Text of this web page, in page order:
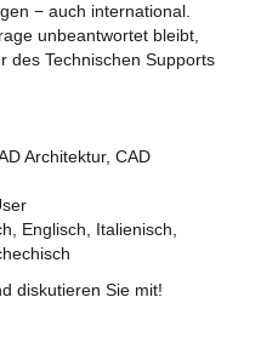
− auch international.
unbeantwortet bleibt,
des Technischen Supports
Architektur, CAD
Englisch, Italienisch,
diskutieren Sie mit!